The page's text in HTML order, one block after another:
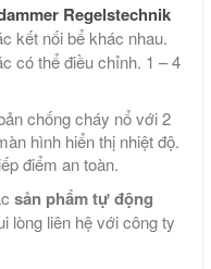
Regelstechnik
kết nối bể khác nhau.
có thể điều chỉnh. 1 – 4
chống cháy nổ với 2
hình hiển thị nhiệt độ.
điểm an toàn.
sản phẩm tự động
lòng liên hệ với công ty